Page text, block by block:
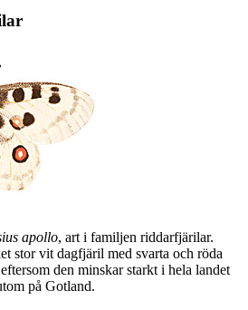
apollo, art i familjen riddarfjärilar.
stor vit dagfjäril med svarta och röda
den minskar starkt i hela landet
på Gotland.